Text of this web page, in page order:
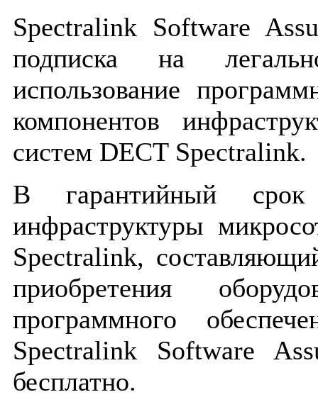
Spectralink Software
подписка на
использование
компонентов
систем DECT Spectralink.
В гарантийный срок
инфраструктуры
Spectralink,
приобретения
программного
Spectralink Software
бесплатно.